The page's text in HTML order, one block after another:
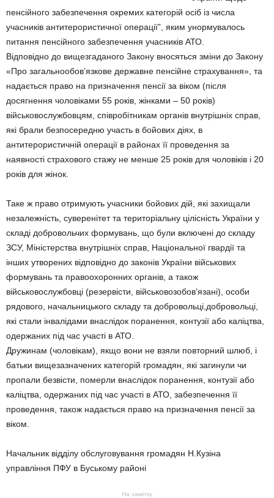
пенсійного забезпечення окремих категорій осіб із числа
учасників антитерористичної операції”, яким унормувалось
питання пенсійного забезпечення учасників АТО.
Відповідно до вищезгаданого Закону вносяться зміни до Закону
«Про загальнообов’язкове державне пенсійне страхування», та
надається право на призначення пенсії за віком (після
досягнення чоловіками 55 років, жінками – 50 років)
військовослужбовцям, співробітникам органів внутрішніх справ,
які брали безпосередню участь в бойових діях, в
антитерористичній операції в районах її проведення за
наявності страхового стажу не менше 25 років для чоловіків і 20
років для жінок.
Таке ж право отримують учасники бойових дій, які захищали
незалежність, суверенітет та територіальну цілісність України у
складі добровольчих формувань, що були включені до складу
ЗСУ, Міністерства внутрішніх справ, Національної гвардії та
інших утворених відповідно до законів України військових
формувань та правоохоронних органів, а також
військовослужбовці (резервісти, військовозобов’язані), особи
рядового, начальницького складу та добровольці,добровольці,
які стали інвалідами внаслідок поранення, контузії або каліцтва,
одержаних під час участі в АТО.
Дружинам (чоловікам), якщо вони не взяли повторний шлюб, і
батьки вищезазначених категорій громадян, які загинули чи
пропали безвісти, померли внаслідок поранення, контузії або
каліцтва, одержаних під час участі в АТО, забезпечення її
проведення, також надається право на призначення пенсії за
віком.
Начальник відділу обслуговування громадян Н.Кузіна
управління ПФУ в Буському районі
На замітку